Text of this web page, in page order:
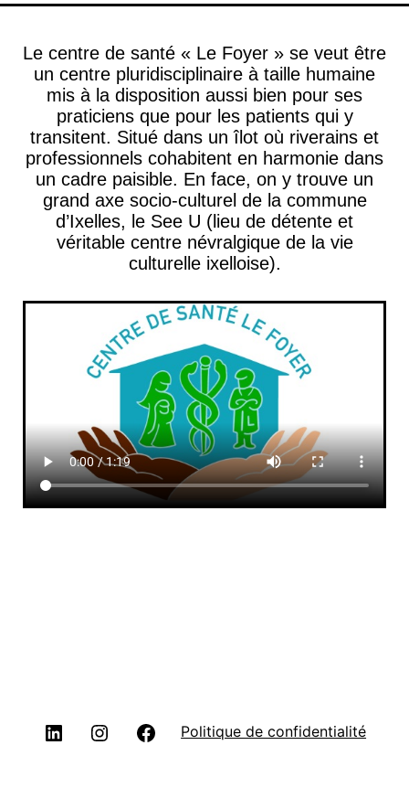
Le centre de santé « Le Foyer » se veut être
un centre pluridisciplinaire à taille humaine
mis à la disposition aussi bien pour ses
praticiens que pour les patients qui y
transitent. Situé dans un îlot où riverains et
professionnels cohabitent en harmonie dans
un cadre paisible. En face, on y trouve un
grand axe socio-culturel de la commune
d’Ixelles, le See U (lieu de détente et
véritable centre névralgique de la vie
culturelle ixelloise).
Politique de confidentialité